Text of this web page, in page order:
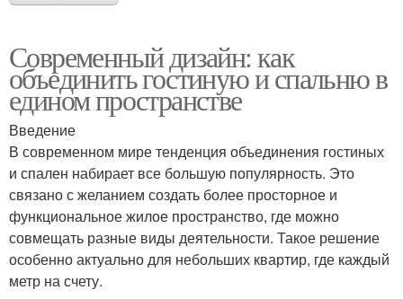
Современный дизайн: как
объединить гостиную и спальню в
едином пространстве
Введение
В современном мире тенденция объединения гостиных
и спален набирает все большую популярность. Это
связано с желанием создать более просторное и
функциональное жилое пространство, где можно
совмещать разные виды деятельности. Такое решение
особенно актуально для небольших квартир, где каждый
метр на счету.